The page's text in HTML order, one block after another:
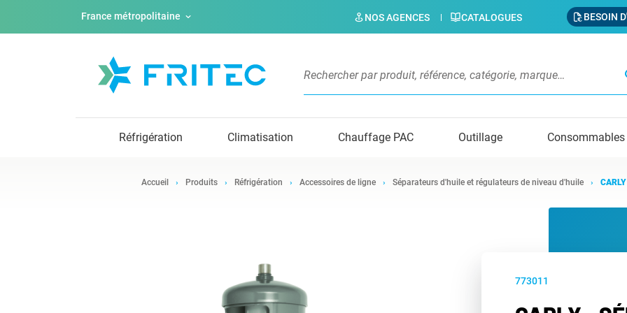
France métropolitaine NOS AGENCES CATALOGUES BESOIN
Réfrigération Climatisation Chauffage PAC Outillage Consommables
Accueil Produits Réfrigération Accessoires de ligne Séparateurs d'huile et régulateurs de niveau d'huile
773011